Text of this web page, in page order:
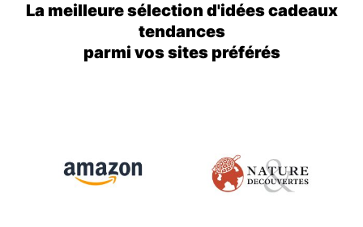
La meilleure sélection d'idées cadeaux
tendances
parmi vos sites préférés